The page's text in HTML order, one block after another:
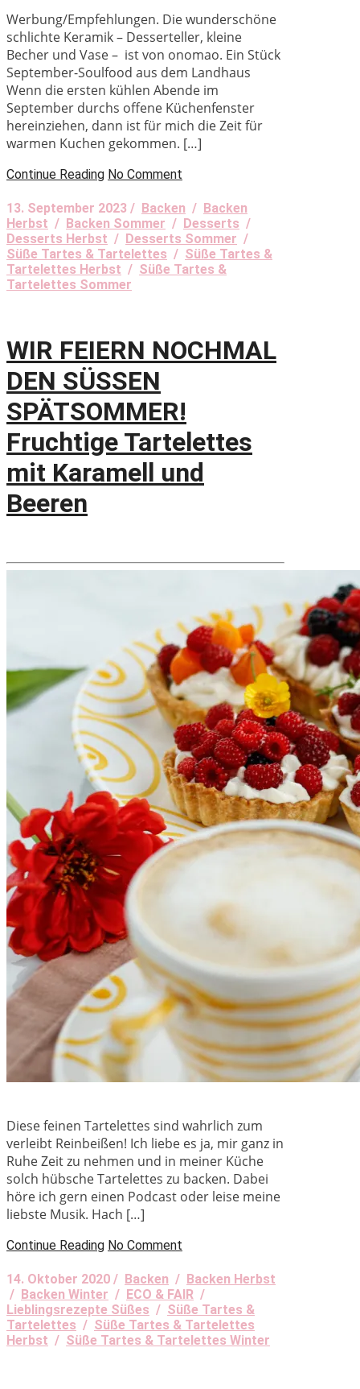
Werbung/Empfehlungen. Die wunderschöne
schlichte Keramik – Desserteller, kleine
Becher und Vase – ist von onomao. Ein Stück
September-Soulfood aus dem Landhaus
Wenn die ersten kühlen Abende im
September durchs offene Küchenfenster
hereinziehen, dann ist für mich die Zeit für
warmen Kuchen gekommen. […]
Continue Reading No Comment
13. September 2023 / Backen / Backen
Herbst / Backen Sommer / Desserts /
Desserts Herbst / Desserts Sommer /
Süße Tartes & Tartelettes / Süße Tartes &
Tartelettes Herbst / Süße Tartes &
Tartelettes Sommer
WIR FEIERN NOCHMAL
DEN SÜSSEN
SPÄTSOMMER!
Fruchtige Tartelettes
mit Karamell und
Beeren
Diese feinen Tartelettes sind wahrlich zum
verleibt Reinbeißen! Ich liebe es ja, mir ganz in
Ruhe Zeit zu nehmen und in meiner Küche
solch hübsche Tartelettes zu backen. Dabei
höre ich gern einen Podcast oder leise meine
liebste Musik. Hach […]
Continue Reading No Comment
14. Oktober 2020 / Backen / Backen Herbst
/ Backen Winter / ECO & FAIR /
Lieblingsrezepte Süßes / Süße Tartes &
Tartelettes / Süße Tartes & Tartelettes
Herbst / Süße Tartes & Tartelettes Winter